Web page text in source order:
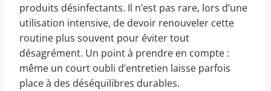
produits désinfectants. Il n’est pas rare, lors d’une
utilisation intensive, de devoir renouveler cette
routine plus souvent pour éviter tout
désagrément. Un point à prendre en compte :
même un court oubli d’entretien laisse parfois
place à des déséquilibres durables.